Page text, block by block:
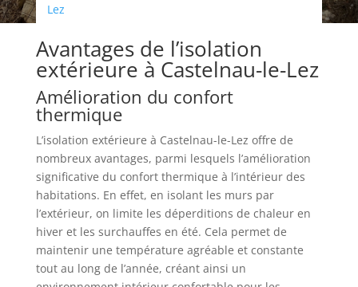
Lez
Avantages de l’isolation
extérieure à Castelnau-le-Lez
Amélioration du confort
thermique
L’isolation extérieure à Castelnau-le-Lez offre de
nombreux avantages, parmi lesquels l’amélioration
significative du confort thermique à l’intérieur des
habitations. En effet, en isolant les murs par
l’extérieur, on limite les déperditions de chaleur en
hiver et les surchauffes en été. Cela permet de
maintenir une température agréable et constante
tout au long de l’année, créant ainsi un